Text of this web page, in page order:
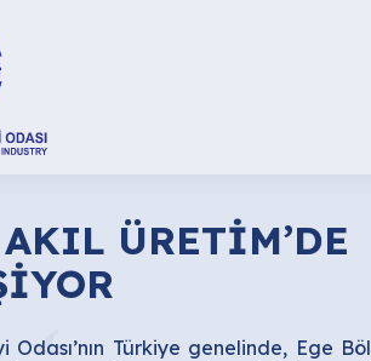
ÜRETİM’DE
Odası’nın Türkiye genelinde, Ege